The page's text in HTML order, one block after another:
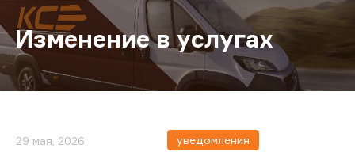
Изменение в услугах
29 мая, 2026 уведомления